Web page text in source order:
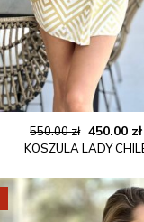
550.00zł
cena
550.00
450.00 zł
KOSZULA LADY